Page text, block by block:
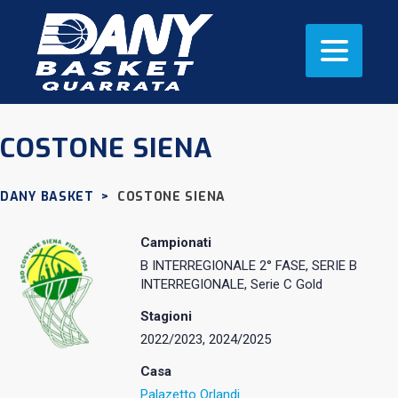
COSTONE SIENA
DANY BASKET > COSTONE SIENA
Campionati
B INTERREGIONALE 2° FASE, SERIE B
INTERREGIONALE, Serie C Gold
Stagioni
2022/2023, 2024/2025
Casa
Palazetto Orlandi